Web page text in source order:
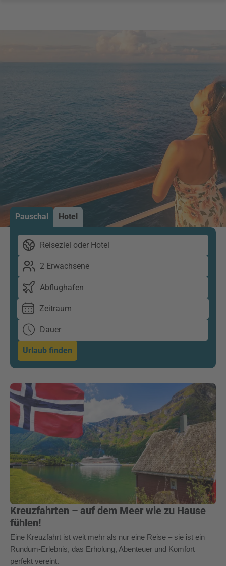
Pauschal Hotel
Reiseziel oder Hotel
2 Erwachsene
Abflughafen
Zeitraum
Dauer
Urlaub finden
Kreuzfahrten – auf dem Meer wie zu Hause
fühlen!
Eine Kreuzfahrt ist weit mehr als nur eine Reise – sie ist ein
Rundum-Erlebnis, das Erholung, Abenteuer und Komfort
perfekt vereint.